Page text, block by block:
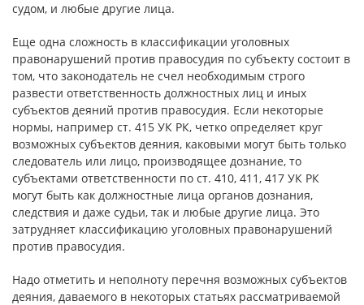
судом, и любые другие лица.
Еще одна сложность в классификации уголовных
правонарушений против правосудия по субъекту состоит в
том, что законодатель не счел необходимым строго
развести ответственность должностных лиц и иных
субъектов деяний против правосудия. Если некоторые
нормы, например ст. 415 УК РК, четко определяет круг
возможных субъектов деяния, каковыми могут быть только
следователь или лицо, производящее дознание, то
субъектами ответственности по ст. 410, 411, 417 УК РК
могут быть как должностные лица органов дознания,
следствия и даже судьи, так и любые другие лица. Это
затрудняет классификацию уголовных правонарушений
против правосудия.
Надо отметить и неполноту перечня возможных субъектов
деяния, даваемого в некоторых статьях рассматриваемой